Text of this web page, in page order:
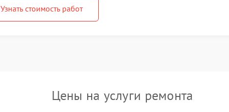
Узнать стоимость работ
Цены на услуги ремонта